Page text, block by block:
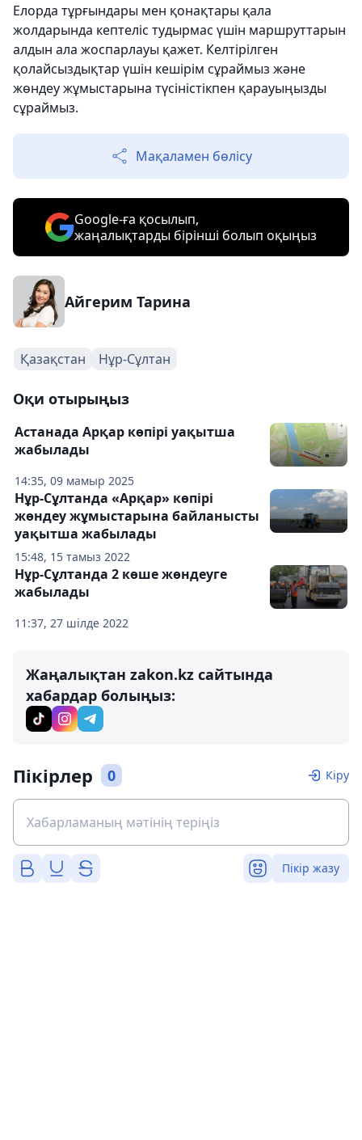
Елорда тұрғындары мен қонақтары қала
жолдарында кептеліс тудырмас үшін маршруттарын
алдын ала жоспарлауы қажет. Келтірілген
қолайсыздықтар үшін кешірім сұраймыз және
жөндеу жұмыстарына түсіністікпен қарауыңызды
сұраймыз.
Мақаламен бөлісу
Google-ға қосылып,
жаңалықтарды бірінші болып оқыңыз
Айгерим Тарина
Қазақстан Нұр-Сұлтан
Оқи отырыңыз
14:35, 09 мамыр 2025
Астанада Арқар көпірі уақытша
жабылады
15:48, 15 тамыз 2022
Нұр-Сұлтанда «Арқар» көпірі
жөндеу жұмыстарына байланысты
уақытша жабылады
11:37, 27 шілде 2022
Нұр-Сұлтанда 2 көше жөндеуге
жабылады
Жаңалықтан zakon.kz сайтында
хабардар болыңыз:
Пікірлер 0 Кіру
Пікір жазу